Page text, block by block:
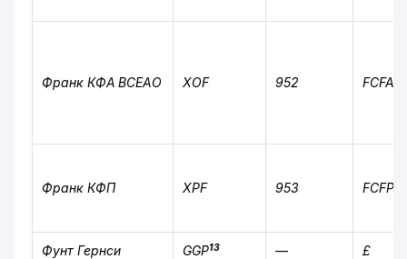
Франк КФА BCEAO XOF 952 FCFA
Франк КФП XPF 953 FCFP
Фунт Гернси GGP13 — £